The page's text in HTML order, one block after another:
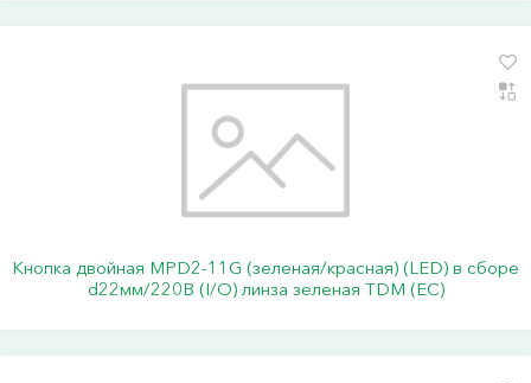
Кнопка двойная MPD2-11G (зеленая/красная) (LED) в сборе
d22мм/220В (I/O) линза зеленая TDM (ЕС)